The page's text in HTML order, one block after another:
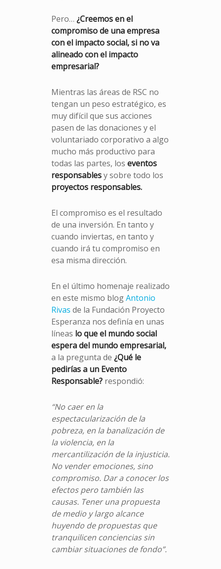
Pero… ¿Creemos en el
compromiso de una empresa
con el impacto social, si no va
alineado con el impacto
empresarial?
Mientras las áreas de RSC no
tengan un peso estratégico, es
muy difícil que sus acciones
pasen de las donaciones y el
voluntariado corporativo a algo
mucho más productivo para
todas las partes, los eventos
responsablesy sobre todo los
proyectos responsables.
El compromiso es el resultado
de una inversión. En tanto y
cuando inviertas, en tanto y
cuando irá tu compromiso en
esa misma dirección.
En el último homenaje realizado
en este mismo blogAntonio
Rivas de la Fundación Proyecto
Esperanza nos definía en unas
líneas lo que el mundo social
espera del mundo empresarial,
a la pregunta de ¿Qué le
pedirías a un Evento
Responsable? respondió:
“No caer en la
espectacularización de la
pobreza, en la banalización de
la violencia, en la
mercantilización de la injusticia.
No vender emociones, sino
compromiso. Dar a conocer los
efectos pero también las
causas. Tener una propuesta
de medio y largo alcance
huyendo de propuestas que
tranquilicen conciencias sin
cambiar situaciones de fondo”.